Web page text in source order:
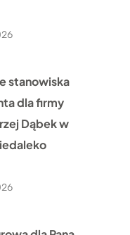
stanowiska
dla firmy
Dąbek w